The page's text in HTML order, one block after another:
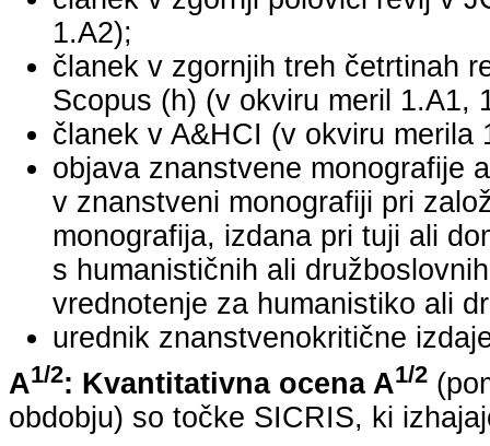
1.A2);
članek v zgornjih treh četrtinah
Scopus (h) (v okviru meril 1.A1,
članek v A&HCI (v okviru merila
objava znanstvene monografije
v znanstveni monografiji pri
monografija, izdana pri tuji ali
s humanističnih ali
vrednotenje za humanistiko ali
urednik znanstvenokritične
A1/2: Kvantitativna ocena A1/2
obdobju) so točke SICRIS, ki